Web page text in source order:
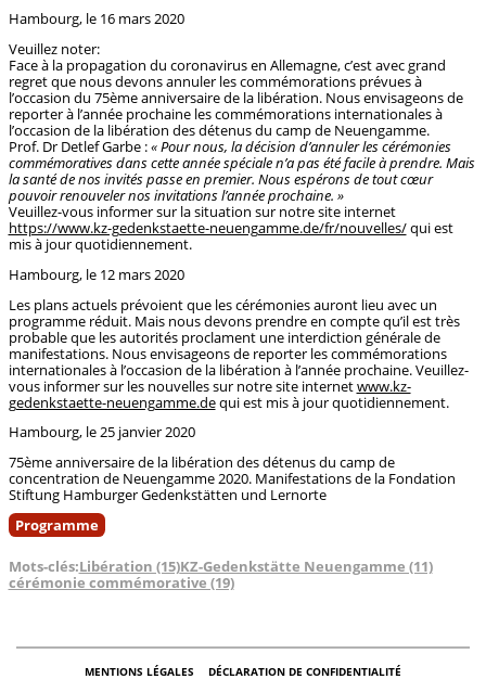
Hambourg, le 16 mars 2020
Veuillez noter:
Face à la propagation du coronavirus en Allemagne, c’est avec grand
regret que nous devons annuler les commémorations prévues à
l’occasion du 75ème anniversaire de la libération. Nous envisageons de
reporter à l’année prochaine les commémorations internationales à
l’occasion de la libération des détenus du camp de Neuengamme.
Prof. Dr Detlef Garbe :« Pour nous, la décision d’annuler les cérémonies
commémoratives dans cette année spéciale n’a pas été facile à prendre. Mais
la santé de nos invités passe en premier. Nous espérons de tout cœur
pouvoir renouveler nos invitations l’année prochaine. »
Veuillez-vous informer sur la situation sur notre site internet
https://www.kz-gedenkstaette-neuengamme.de/fr/nouvelles/qui est
mis à jour quotidiennement.
Hambourg, le 12 mars 2020
Les plans actuels prévoient que les cérémonies auront lieu avec un
programme réduit. Mais nous devons prendre en compte qu’il est très
probable que les autorités proclament une interdiction générale de
manifestations. Nous envisageons de reporter les commémorations
internationales à l’occasion de la libération à l’année prochaine. Veuillez-
vous informer sur les nouvelles sur notre site internetwww.kz-
gedenkstaette-neuengamme.dequi est mis à jour quotidiennement.
Hambourg, le 25 janvier 2020
75ème anniversaire de la libération des détenus du camp de
concentration de Neuengamme 2020. Manifestations de la Fondation
Stiftung Hamburger Gedenkstätten und Lernorte
Programme
Mots-clés:Libération (15)KZ-Gedenkstätte Neuengamme (11)
cérémonie commémorative (19)
MENTIONS LÉGALES DÉCLARATION DE CONFIDENTIALITÉ